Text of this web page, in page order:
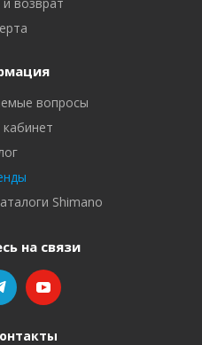
вопросы
Shimano
на связи